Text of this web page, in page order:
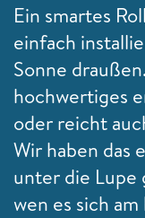
Ein smartes
einfach
Sonne
hochwertiges
oder reicht
Wir haben das
unter die Lupe
wen es sich